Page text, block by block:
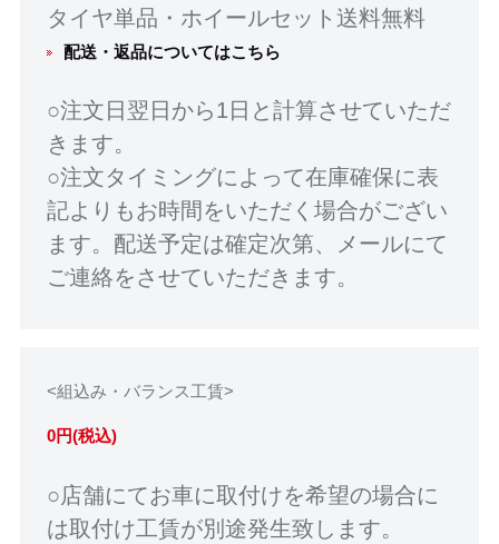
タイヤ単品・ホイールセット送料無料
配送・返品についてはこちら
○注文日翌日から1日と計算させていただ
きます。
○注文タイミングによって在庫確保に表
記よりもお時間をいただく場合がござい
ます。配送予定は確定次第、メールにて
ご連絡をさせていただきます。
<組込み・バランス工賃>
0円(税込)
○店舗にてお車に取付けを希望の場合に
は取付け工賃が別途発生致します。